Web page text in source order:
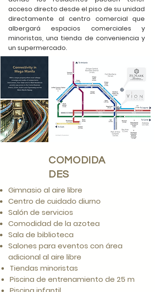
acceso directo desde el piso de su unidad
directamente al centro comercial que
albergará espacios comerciales y
minoristas, una tienda de conveniencia y
un supermercado.
COMODIDA
DES
Gimnasio al aire libre
Centro de cuidado diurno
Salón de servicios
Comodidad de la azotea
Sala de biblioteca
Salones para eventos con área
adicional al aire libre
Tiendas minoristas
Piscina de entrenamiento de 25 m